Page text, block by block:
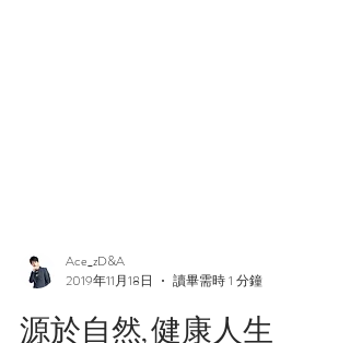
Ace_zD&A